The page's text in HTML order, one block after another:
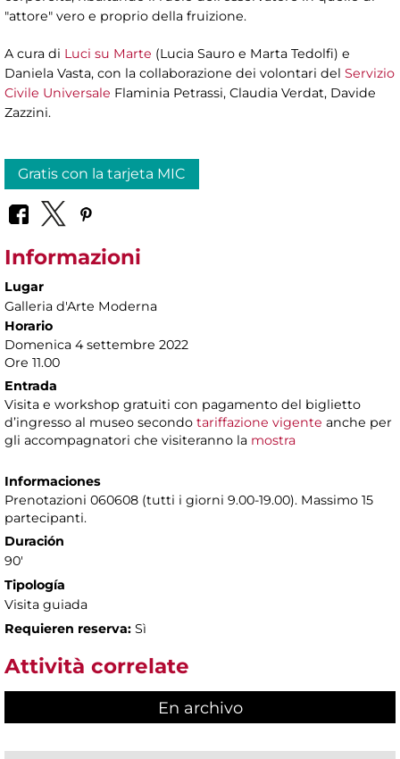
"attore" vero e proprio della fruizione.
A cura di Luci su Marte (Lucia Sauro e Marta Tedolfi) e
Daniela Vasta, con la collaborazione dei volontari del Servizio
Civile Universale Flaminia Petrassi, Claudia Verdat, Davide
Zazzini.
Gratis con la tarjeta MIC
Informazioni
Lugar
Galleria d'Arte Moderna
Horario
Domenica 4 settembre 2022
Ore 11.00
Entrada
Visita e workshop gratuiti con pagamento del biglietto
d’ingresso al museo secondo tariffazione vigente anche per
gli accompagnatori che visiteranno la mostra
Informaciones
Prenotazioni 060608 (tutti i giorni 9.00-19.00). Massimo 15
partecipanti.
Duración
90'
Tipología
Visita guiada
Requieren reserva: Sì
Attività correlate
En archivo